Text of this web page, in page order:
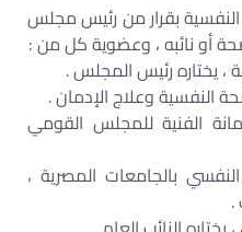
بقرار من رئيس مجلس
أو نائبه ، وعضوية كل من :
الفنية للمجلس القومي
بالجامعات المصرية ،
.